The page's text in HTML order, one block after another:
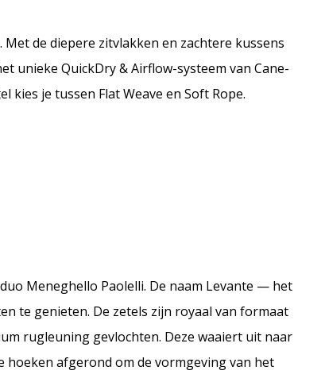
de diepere zitvlakken en zachtere kussens
unieke QuickDry & Airflow-systeem van Cane-
je tussen Flat Weave en Soft Rope.
Meneghello Paolelli. De naam Levante — het
te genieten. De zetels zijn royaal van formaat
rugleuning gevlochten. Deze waaiert uit naar
hoeken afgerond om de vormgeving van het